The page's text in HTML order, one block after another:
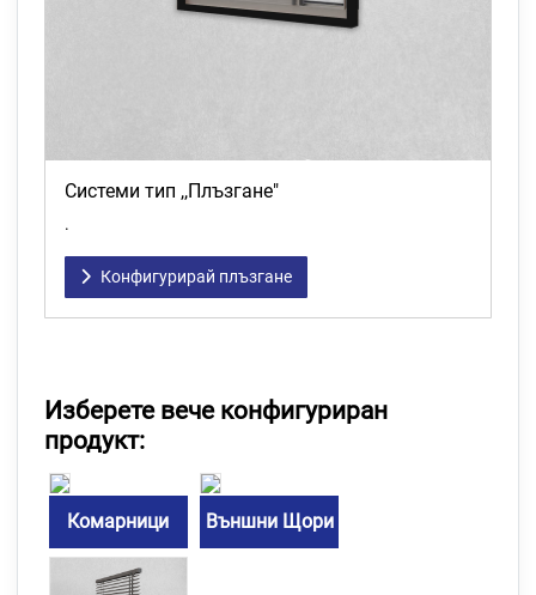
Системи тип ,,Плъзгане"
.
Конфигурирай плъзгане
Изберете вече конфигуриран
продукт:
Комарници Външни Щори